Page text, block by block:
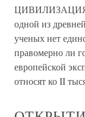
ЦИВИЛИЗАЦИЯ
одной из
ученых нет
правомерно ли
европейской
относят ко II